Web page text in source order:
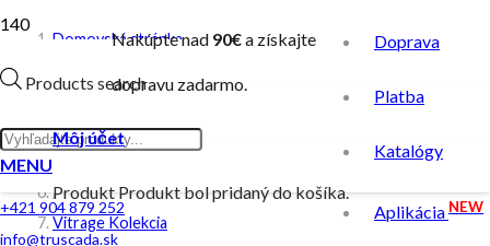
Nakúpte nad 90€a získajte
dopravu zadarmo.
Products search
Doprava
Platba
Katalógy
Aplikácia NEW
MENU
Môj účet
ProduktProduktbol pridaný do košíka.
+421 904 879 252
info@truscada.sk
Domovská stránka
/
/
Vitrage Kolekcia